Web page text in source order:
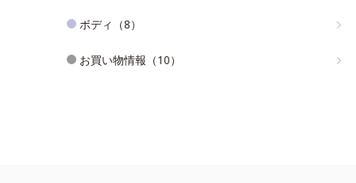
ボディ（8）
お買い物情報（10）